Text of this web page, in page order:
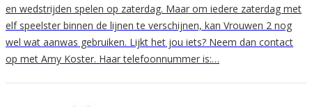
en wedstrijden spelen op zaterdag. Maar om iedere zaterdag met
elf speelster binnen de lijnen te verschijnen, kan Vrouwen 2 nog
wel wat aanwas gebruiken. Lijkt het jou iets? Neem dan contact
op met Amy Koster. Haar telefoonnummer is:…